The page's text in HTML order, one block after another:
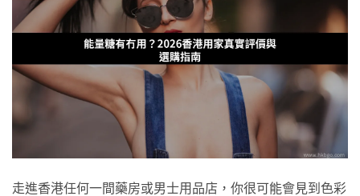
走進香港任何一間藥房或男士用品店，你很可能會見到色彩